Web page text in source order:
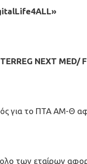
NEXT MED/
για τo ΠΤΑ ΑΜ-Θ
των εταίρων